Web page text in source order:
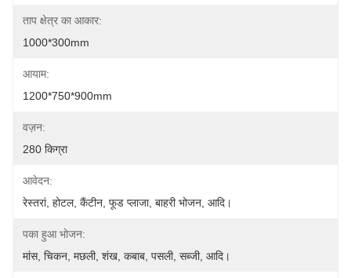
ताप क्षेत्र का आकार:
1000*300mm
आयाम:
1200*750*900mm
वज़न:
280 किग्रा
आवेदन:
रेस्तरां, होटल, कैंटीन, फूड प्लाजा, बाहरी भोजन, आदि।
पका हुआ भोजन:
मांस, चिकन, मछली, शंख, कबाब, पसली, सब्जी, आदि।